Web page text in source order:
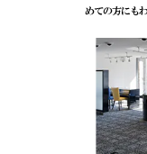
めての方にも